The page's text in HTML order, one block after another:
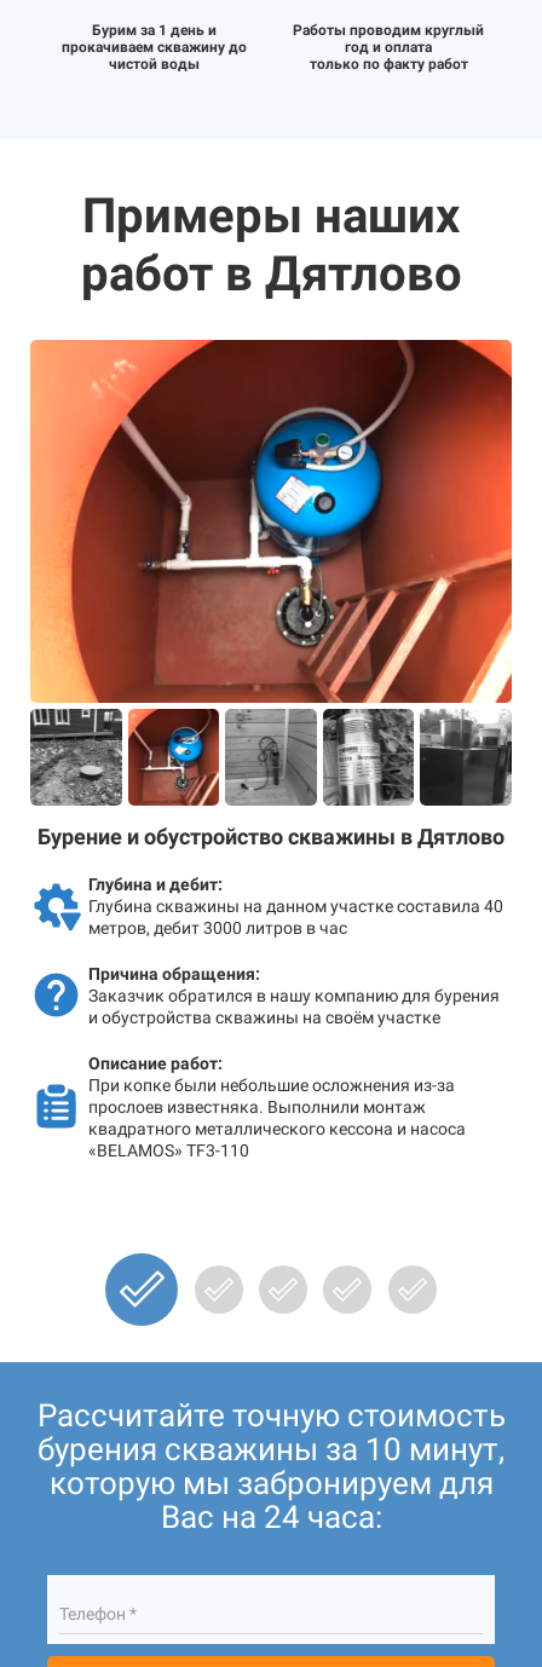
Бурим за 1 день и
прокачиваем скважину до
чистой воды
Работы проводим круглый
год и оплата
только по факту работ
Примеры наших
работ в Дятлово
Бурение и обустройство скважины в Дятлово
Глубина и дебит:
Глубина скважины на данном участке составила 40
метров, дебит 3000 литров в час
Причина обращения:
Заказчик обратился в нашу компанию для бурения
и обустройства скважины на своём участке
Описание работ:
При копке были небольшие осложнения из-за
прослоев известняка. Выполнили монтаж
квадратного металлического кессона и насоса
«BELAMOS» TF3-110
Рассчитайте точную стоимость
бурения скважины за 10 минут,
которую мы забронируем для
Вас на 24 часа:
Телефон *